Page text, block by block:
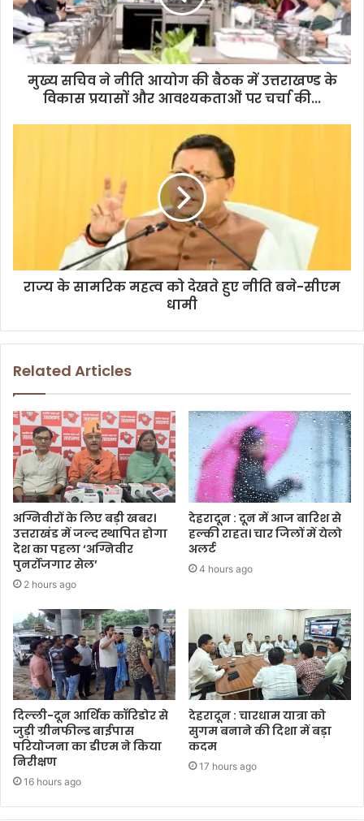
i
l
a
मुख्य सचिव ने नीति आयोग की बैठक में उत्तराखण्ड के
विकास प्रयासों और आवश्यकताओं पर चर्चा की...
राज्य के सामरिक महत्व को देखते हुए नीति बने-सीएम
धामी
Related Articles
अग्निवीरों के लिए बड़ी खबर।
उत्तराखंड में जल्द स्थापित होगा
देश का पहला ‘अग्निवीर
पुनर्रोजगार सेल’
2 hours ago
देहरादून : दून में आज बारिश से
हल्की राहत। चार जिलों में येलो
अलर्ट
4 hours ago
दिल्ली-दून आर्थिक कॉरिडोर से
जुड़ी ग्रीनफील्ड बाईपास
परियोजना का डीएम ने किया
निरीक्षण
16 hours ago
देहरादून : चारधाम यात्रा को
सुगम बनाने की दिशा में बड़ा
कदम
17 hours ago